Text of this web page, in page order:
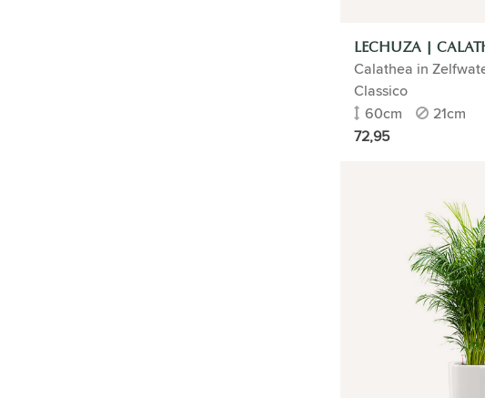
LECHUZA |
Calathea in
Classico
60cm
21cm
72,95